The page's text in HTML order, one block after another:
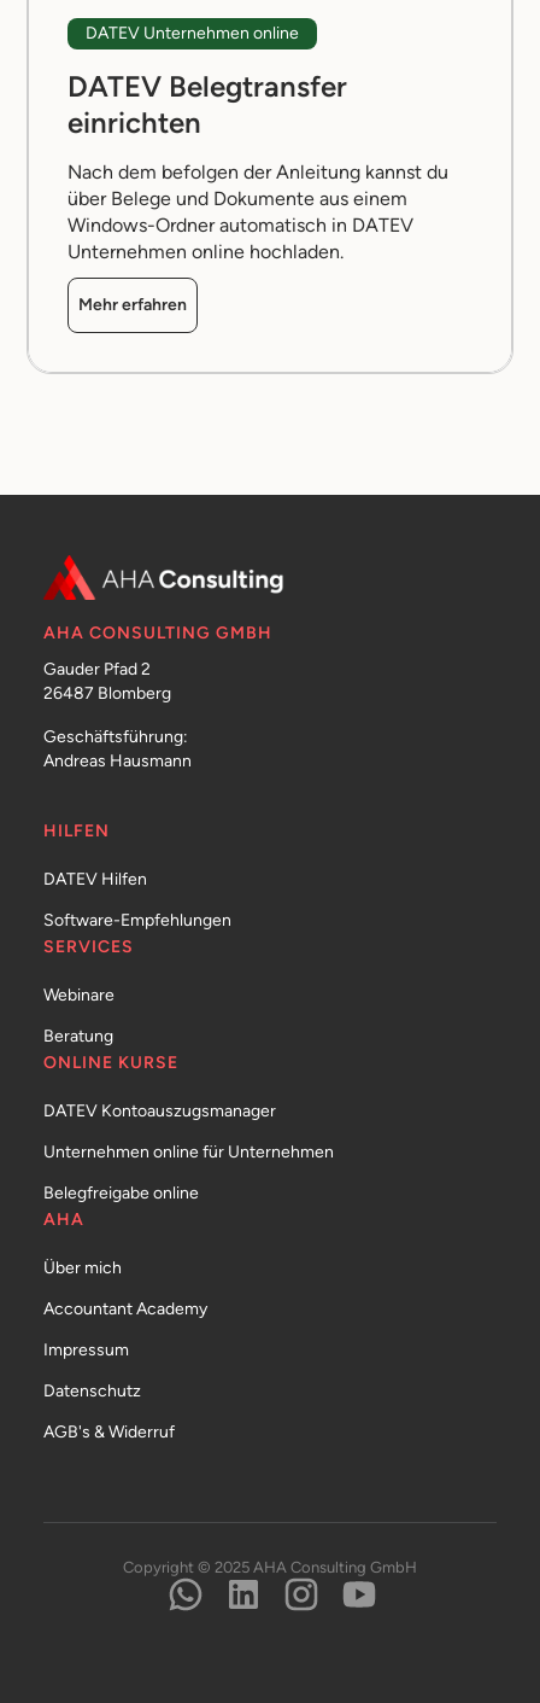
DATEV Unternehmen online
DATEV Belegtransfer
einrichten
Nach dem befolgen der Anleitung kannst du
über Belege und Dokumente aus einem
Windows-Ordner automatisch in DATEV
Unternehmen online hochladen.
Mehr erfahren
AHA CONSULTING GMBH
Gauder Pfad 2
26487 Blomberg
Geschäftsführung:
Andreas Hausmann
HILFEN
DATEV Hilfen
Software-Empfehlungen
SERVICES
Webinare
Beratung
ONLINE KURSE
DATEV Kontoauszugsmanager
Unternehmen online für Unternehmen
Belegfreigabe online
AHA
Über mich
Accountant Academy
Impressum
Datenschutz
AGB's & Widerruf
Copyright © 2025 AHA Consulting GmbH